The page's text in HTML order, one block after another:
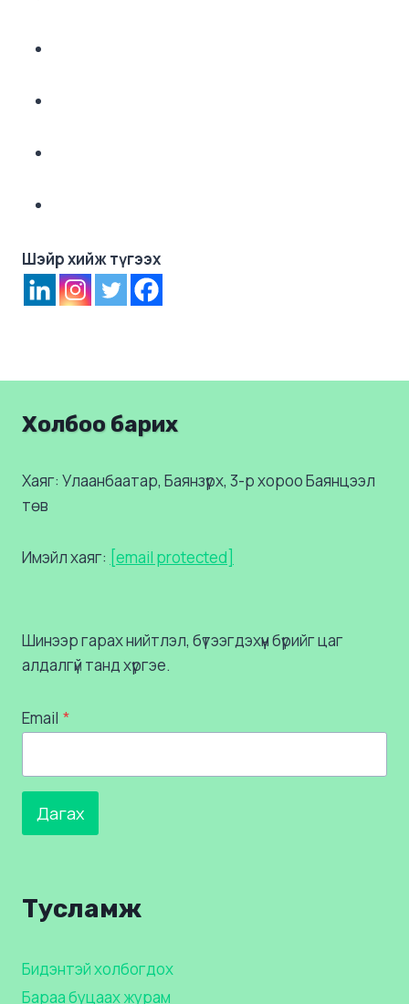
Шэйр хийж түгээх
Холбоо барих
Хаяг: Улаанбаатар, Баянзүрх, 3-р хороо Баянцээл
төв
Имэйл хаяг: [email protected]
Шинээр гарах нийтлэл, бүтээгдэхүүн бүрийг цаг
алдалгүй танд хүргэе.
Email *
Дагах
Тусламж
Бидэнтэй холбогдох
Бараа буцаах журам